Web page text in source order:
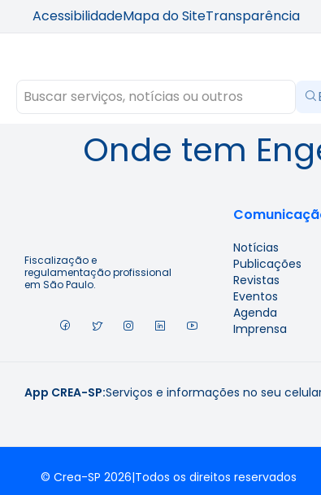
AcessibilidadeMapa do SiteTransparência
Onde tem
Fiscalização e
regulamentação profissional
em São Paulo.
Notícias
Publicações
Revistas
Eventos
Agenda
Imprensa
App CREA-SP:Serviços e informações no seu
© Crea-SP 2026|Todos os direitos reservados